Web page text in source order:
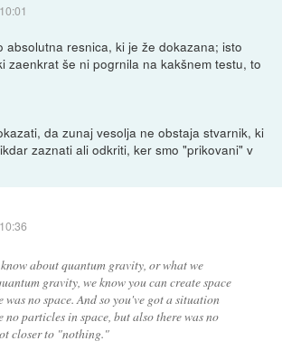
absolutna resnica, ki je že dokazana; isto
zaenkrat še ni pogrnila na kakšnem testu, to
da zunaj vesolja ne obstaja stvarnik, ki
zaznati ali odkriti, ker smo "prikovani" v
about quantum gravity, or what we
gravity, we know you can create space
was no space. And so you've got a situation
no particles in space, but also there was no
closer to "nothing."